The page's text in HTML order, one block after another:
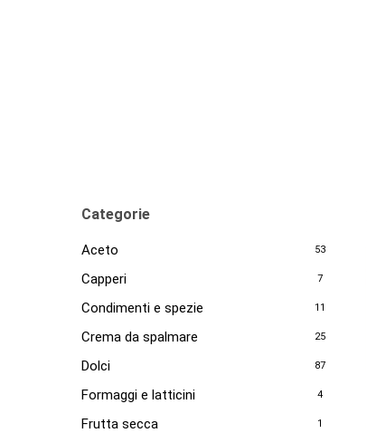
Categorie
Aceto 53
Capperi 7
Condimenti e spezie 11
Crema da spalmare 25
Dolci 87
Formaggi e latticini 4
Frutta secca 1